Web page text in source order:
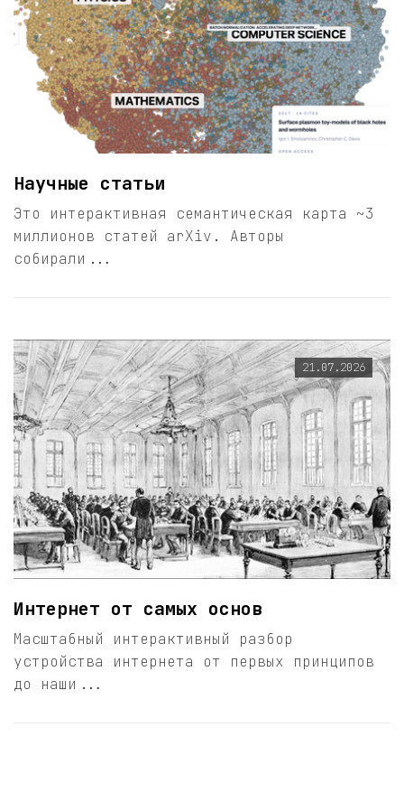
Научные статьи
Это интерактивная семантическая карта ~3
миллионов статей arXiv. Авторы
собирали...
21.07.2026
Интернет от самых основ
Масштабный интерактивный разбор
устройства интернета от первых принципов
до наши...